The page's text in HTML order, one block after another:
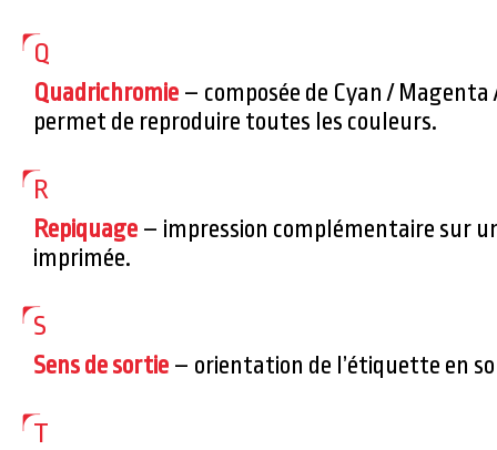
Q
Quadrichromie – composée de Cyan / Magenta
permet de reproduire toutes les couleurs.
R
Repiquage – impression complémentaire sur
imprimée.
S
Sens de sortie – orientation de l’étiquette en
T